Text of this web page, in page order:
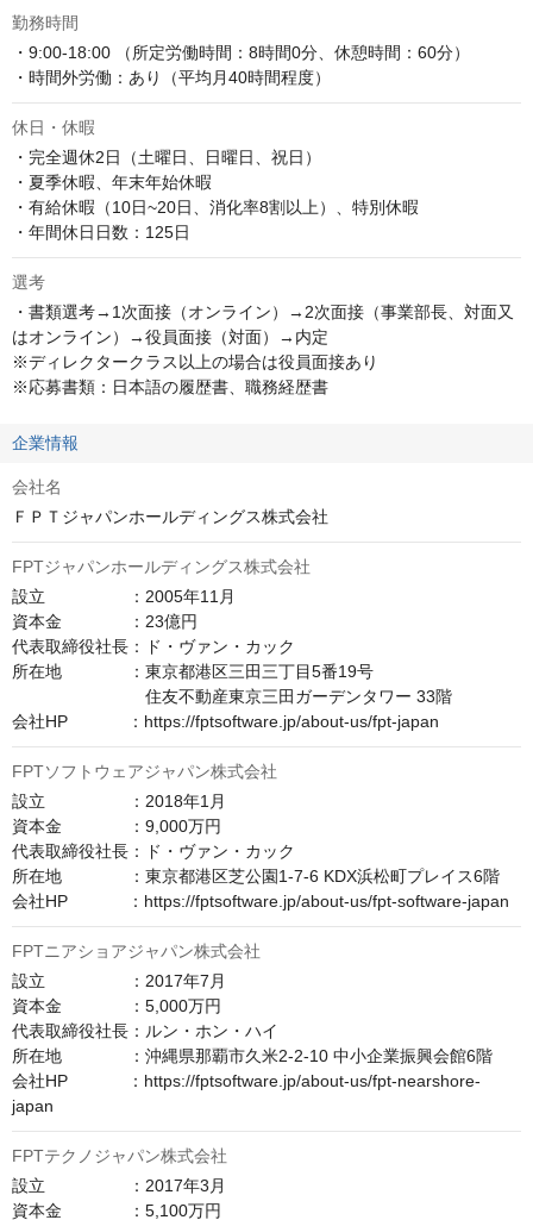
勤務時間
・9:00-18:00 （所定労働時間：8時間0分、休憩時間：60分）
・時間外労働：あり（平均月40時間程度）
休日・休暇
・完全週休2日（土曜日、日曜日、祝日）
・夏季休暇、年末年始休暇
・有給休暇（10日~20日、消化率8割以上）、特別休暇
・年間休日日数：125日
選考
・書類選考→1次面接（オンライン）→2次面接（事業部長、対面又
はオンライン）→役員面接（対面）→内定
※ディレクタークラス以上の場合は役員面接あり
※応募書類：日本語の履歴書、職務経歴書
企業情報
会社名
ＦＰＴジャパンホールディングス株式会社
FPTジャパンホールディングス株式会社
設立　　　　　：2005年11月
資本金　　　　：23億円
代表取締役社長：ド・ヴァン・カック
所在地　　　　：東京都港区三田三丁目5番19号
住友不動産東京三田ガーデンタワー 33階
会社HP　　　  ：https://fptsoftware.jp/about-us/fpt-japan
FPTソフトウェアジャパン株式会社
設立　　　　　：2018年1月
資本金　　　　：9,000万円
代表取締役社長：ド・ヴァン・カック
所在地　　　　：東京都港区芝公園1-7-6 KDX浜松町プレイス6階
会社HP　　　  ：https://fptsoftware.jp/about-us/fpt-software-japan
FPTニアショアジャパン株式会社
設立　　　　　：2017年7月
資本金　　　　：5,000万円
代表取締役社長：ルン・ホン・ハイ
所在地　　　　：沖縄県那覇市久米2-2-10 中小企業振興会館6階
会社HP　　　  ：https://fptsoftware.jp/about-us/fpt-nearshore-
japan
FPTテクノジャパン株式会社
設立　　　　　：2017年3月
資本金　　　　：5,100万円